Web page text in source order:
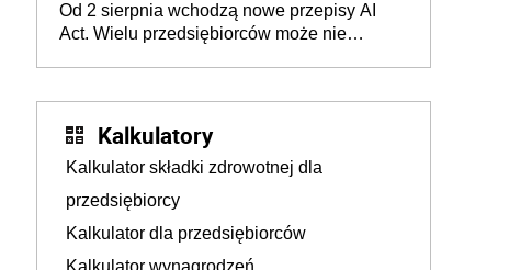
darowizna, ale podatku jednak nie będzie
Od 2 sierpnia wchodzą nowe przepisy AI
Act. Wielu przedsiębiorców może nie
Kalkulatory
Kalkulator składki zdrowotnej dla
przedsiębiorcy
Kalkulator dla przedsiębiorców